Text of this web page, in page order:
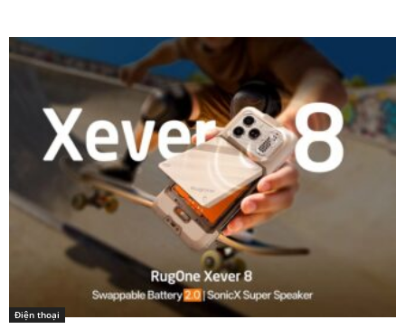
Điện thoại